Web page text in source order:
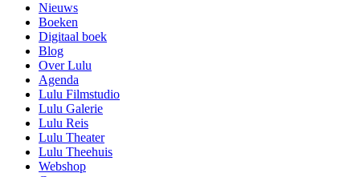
Nieuws
Boeken
Digitaal boek
Blog
Over Lulu
Agenda
Lulu Filmstudio
Lulu Galerie
Lulu Reis
Lulu Theater
Lulu Theehuis
Webshop